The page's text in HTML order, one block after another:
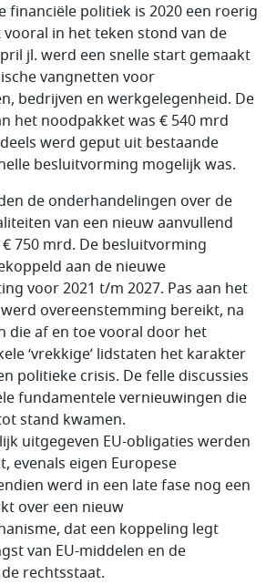
financiële politiek is 2020 een roerig
in het teken stond van de
jl. werd een snelle start gemaakt
vangnetten voor
bedrijven en werkgelegenheid. De
het noodpakket was € 540 mrd
werd geput uit bestaande
besluitvorming mogelijk was.
de onderhandelingen over de
van een nieuw aanvullend
750 mrd. De besluitvorming
aan de nieuwe
voor 2021 t/m 2027. Pas aan het
overeenstemming bereikt, na
die af en toe vooral door het
‘vrekkige’ lidstaten het karakter
politieke crisis. De felle discussies
fundamentele vernieuwingen die
stand kwamen.
uitgegeven EU-obligaties werden
evenals eigen Europese
werd in een late fase nog een
over een nieuw
dat een koppeling legt
van EU-middelen en de
rechtsstaat.